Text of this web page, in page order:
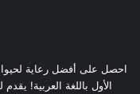
احصل على أفضل رعاية
الأول باللغة العربية!